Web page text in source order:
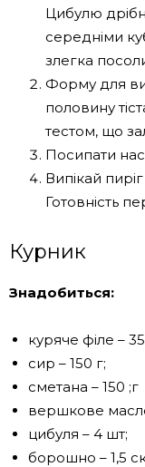
Цибулю
середніми
злегка
Форму для
половину
тестом, що
Посипати
Випікай
Готовність
Курник
Знадобиться:
куряче філе –
сир – 150 г;
сметана – 150 ;г
вершкове
цибуля – 4 шт;
борошно – 1,5